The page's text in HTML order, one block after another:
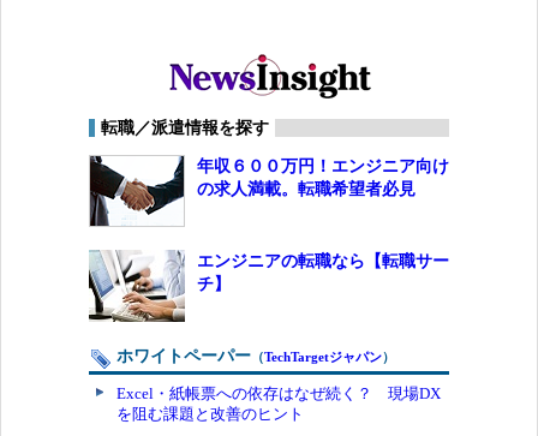
転職／派遣情報を探す
年収６００万円！エンジニア向け
の求人満載。転職希望者必見
エンジニアの転職なら【転職サー
チ】
ホワイトペーパー （TechTargetジャパン）
Excel・紙帳票への依存はなぜ続く？ 現場DX
を阻む課題と改善のヒント